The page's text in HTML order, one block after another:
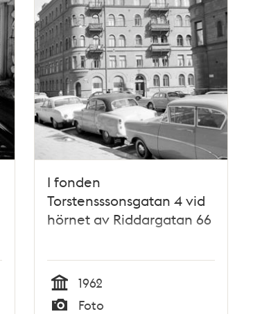
I fonden
Torstensssonsgatan 4 vid
hörnet av Riddargatan 66
Tid
1962
Foto